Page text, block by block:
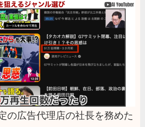
の広告代理店の社長を務めた